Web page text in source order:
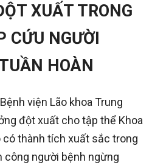
XUẤT TRONG
CỨU NGƯỜI
HOÀN
viện Lão khoa Trung
đột xuất cho tập thể Khoa
thành tích xuất sắc trong
công người bệnh ngừng